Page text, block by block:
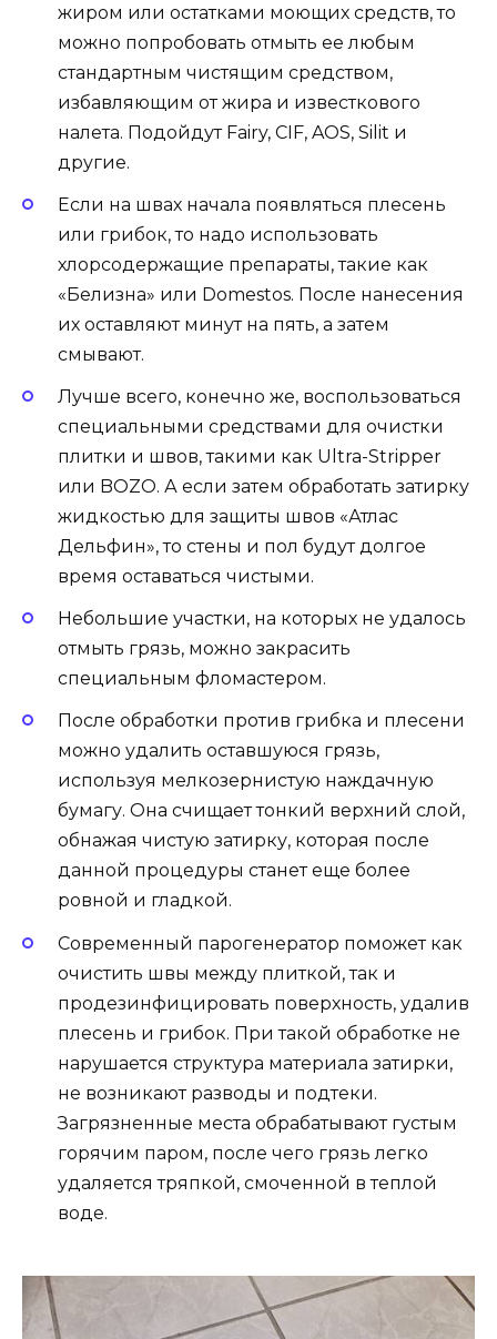
жиром или остатками моющих средств, то
можно попробовать отмыть ее любым
стандартным чистящим средством,
избавляющим от жира и известкового
налета. Подойдут Fairy, CIF, AOS, Silit и
другие.
Если на швах начала появляться плесень
или грибок, то надо использовать
хлорсодержащие препараты, такие как
«Белизна» или Domestos. После нанесения
их оставляют минут на пять, а затем
смывают.
Лучше всего, конечно же, воспользоваться
специальными средствами для очистки
плитки и швов, такими как Ultra-Stripper
или BOZO. А если затем обработать затирку
жидкостью для защиты швов «Атлас
Дельфин», то стены и пол будут долгое
время оставаться чистыми.
Небольшие участки, на которых не удалось
отмыть грязь, можно закрасить
специальным фломастером.
После обработки против грибка и плесени
можно удалить оставшуюся грязь,
используя мелкозернистую наждачную
бумагу. Она счищает тонкий верхний слой,
обнажая чистую затирку, которая после
данной процедуры станет еще более
ровной и гладкой.
Современный парогенератор поможет как
очистить швы между плиткой, так и
продезинфицировать поверхность, удалив
плесень и грибок. При такой обработке не
нарушается структура материала затирки,
не возникают разводы и подтеки.
Загрязненные места обрабатывают густым
горячим паром, после чего грязь легко
удаляется тряпкой, смоченной в теплой
воде.